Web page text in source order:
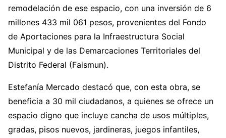
remodelación de ese espacio, con una inversión de 6
millones 433 mil 061 pesos, provenientes del Fondo
de Aportaciones para la Infraestructura Social
Municipal y de las Demarcaciones Territoriales del
Distrito Federal (Faismun).
Estefanía Mercado destacó que, con esta obra, se
beneficia a 30 mil ciudadanos, a quienes se ofrece un
espacio digno que incluye cancha de usos múltiples,
gradas, pisos nuevos, jardineras, juegos infantiles,